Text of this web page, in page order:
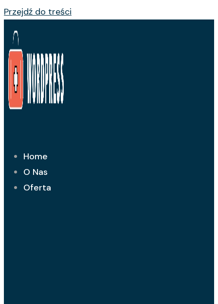
Przejdź do treści
Home
O Nas
Oferta